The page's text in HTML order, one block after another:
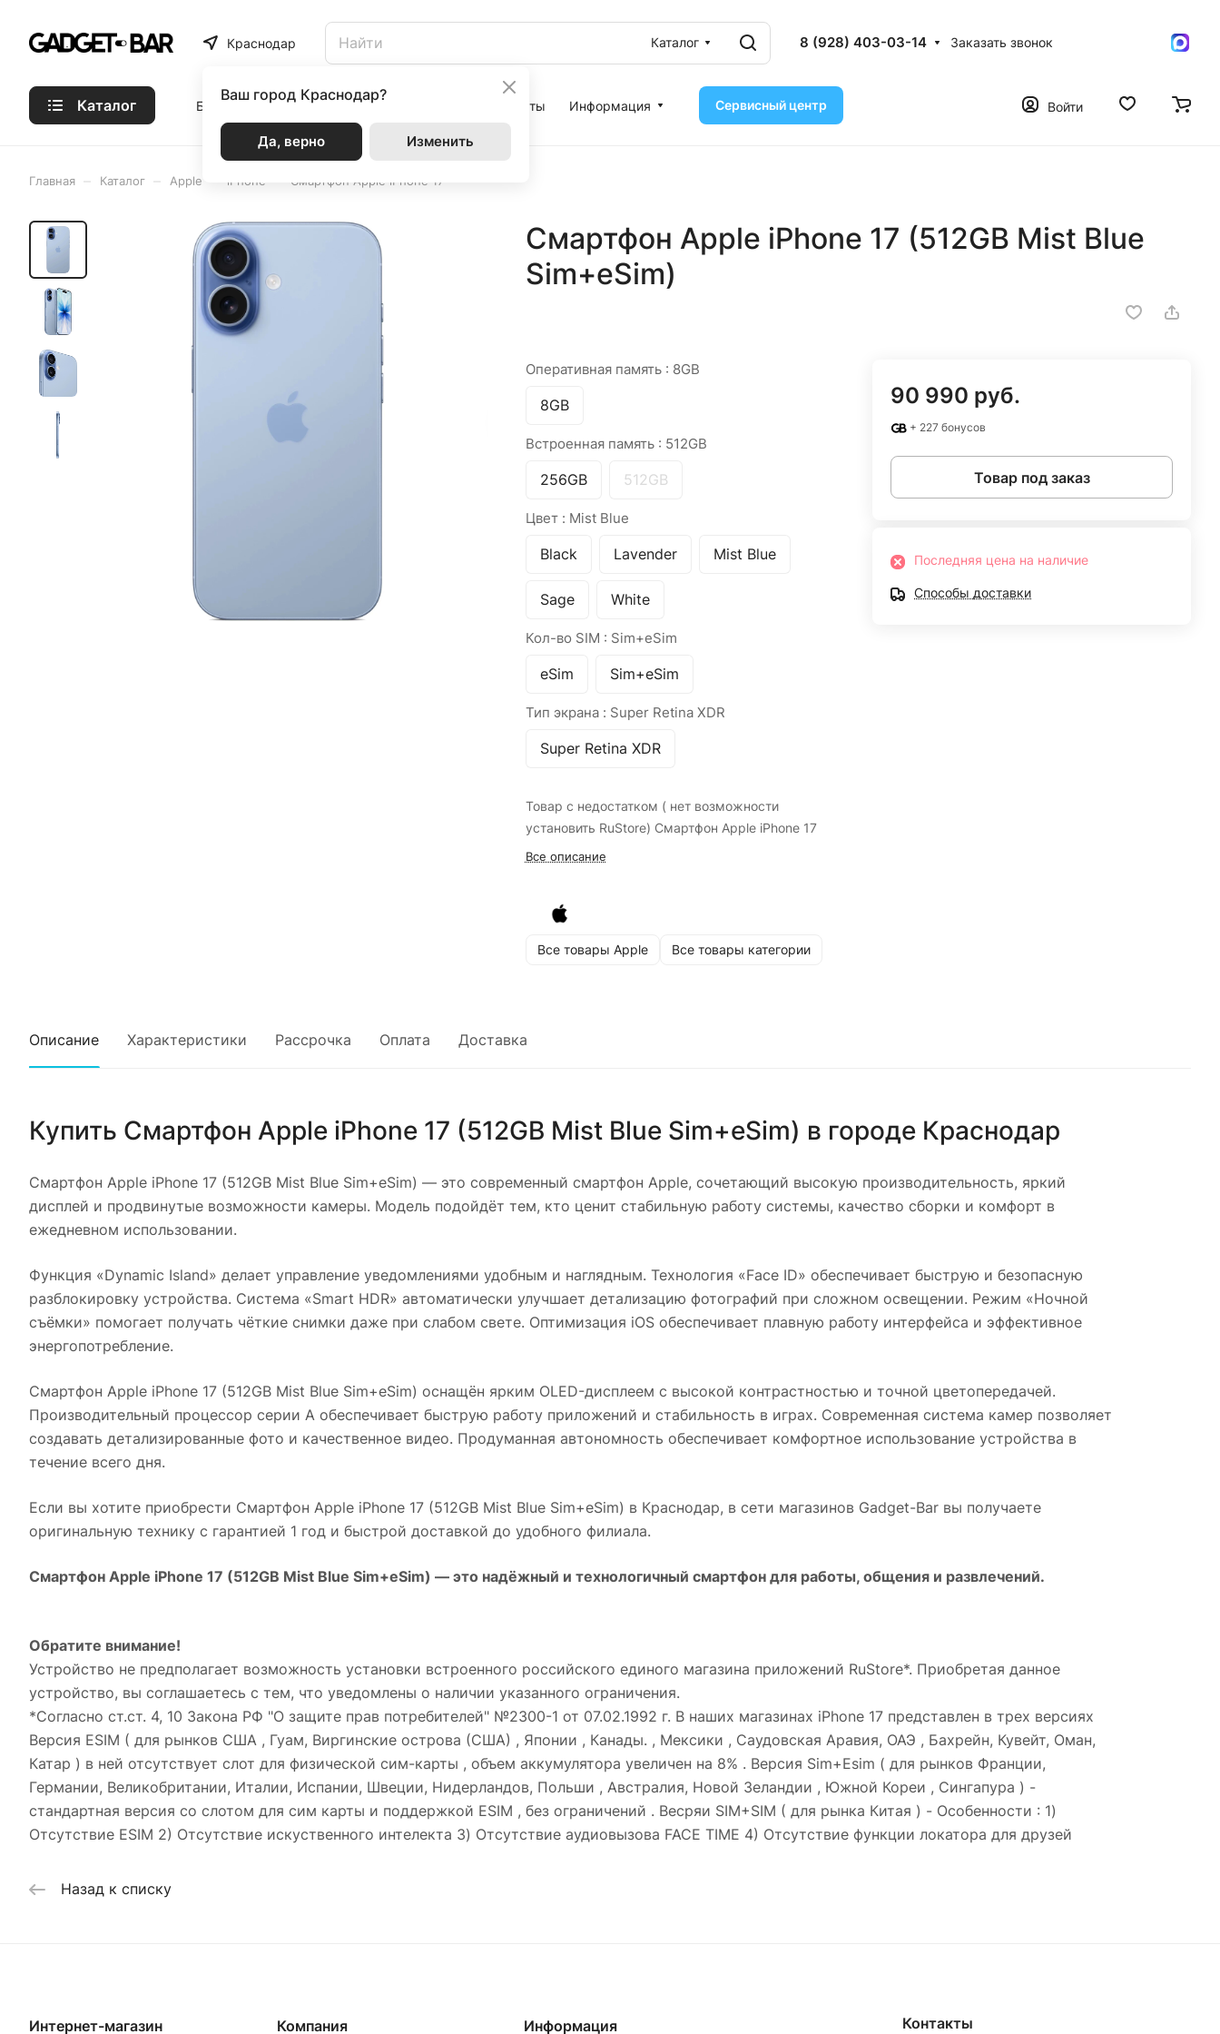
Краснодар
Ваш город Краснодар?
Да, верно Изменить
Каталог 8 (928) 403-03-14 Заказать звонок
Каталог Бренды Статьи Акции Контакты Информация Сервисный центр Войти
Главная Каталог Apple iPhone Смартфон Apple iPhone 17
Смартфон Apple iPhone 17 (512GB Mist Blue
Sim+eSim)
Оперативная память : 8GB
8GB
Встроенная память : 512GB
256GB 512GB
Цвет : Mist Blue
Black Lavender Mist Blue
Sage White
Кол-во SIM : Sim+eSim
eSim Sim+eSim
Тип экрана : Super Retina XDR
Super Retina XDR
Товар с недостатком ( нет возможности
установить RuStore) Смартфон Apple iPhone 17
Все описание
Все товары Apple Все товары категории
90 990 руб.
+ 227 бонусов
Товар под заказ
Последняя цена на наличие
Способы доставки
Описание Характеристики Рассрочка Оплата Доставка
Купить Смартфон Apple iPhone 17 (512GB Mist Blue Sim+eSim) в городе Краснодар
Смартфон Apple iPhone 17 (512GB Mist Blue Sim+eSim) — это современный смартфон Apple, сочетающий высокую производительность, яркий
дисплей и продвинутые возможности камеры. Модель подойдёт тем, кто ценит стабильную работу системы, качество сборки и комфорт в
ежедневном использовании.
Функция «Dynamic Island» делает управление уведомлениями удобным и наглядным. Технология «Face ID» обеспечивает быструю и безопасную
разблокировку устройства. Система «Smart HDR» автоматически улучшает детализацию фотографий при сложном освещении. Режим «Ночной
съёмки» помогает получать чёткие снимки даже при слабом свете. Оптимизация iOS обеспечивает плавную работу интерфейса и эффективное
энергопотребление.
Смартфон Apple iPhone 17 (512GB Mist Blue Sim+eSim) оснащён ярким OLED-дисплеем с высокой контрастностью и точной цветопередачей.
Производительный процессор серии A обеспечивает быструю работу приложений и стабильность в играх. Современная система камер позволяет
создавать детализированные фото и качественное видео. Продуманная автономность обеспечивает комфортное использование устройства в
течение всего дня.
Если вы хотите приобрести Смартфон Apple iPhone 17 (512GB Mist Blue Sim+eSim) в Краснодар, в сети магазинов Gadget-Bar вы получаете
оригинальную технику с гарантией 1 год и быстрой доставкой до удобного филиала.
Смартфон Apple iPhone 17 (512GB Mist Blue Sim+eSim) — это надёжный и технологичный смартфон для работы, общения и развлечений.
Обратите внимание!
Устройство не предполагает возможность установки встроенного российского единого магазина приложений RuStore*. Приобретая данное
устройство, вы соглашаетесь с тем, что уведомлены о наличии указанного ограничения.
*Согласно ст.ст. 4, 10 Закона РФ "О защите прав потребителей" №2300-1 от 07.02.1992 г. В наших магазинах iPhone 17 представлен в трех версиях
Версия ESIM ( для рынков США , Гуам, Виргинские острова (США) , Японии , Канады. , Мексики , Саудовская Аравия, ОАЭ , Бахрейн, Кувейт, Оман,
Катар ) в ней отсутствует слот для физической сим-карты , объем аккумулятора увеличен на 8% . Версия Sim+Esim ( для рынков Франции,
Германии, Великобритании, Италии, Испании, Швеции, Нидерландов, Польши , Австралия, Новой Зеландии , Южной Кореи , Сингапура ) -
стандартная версия со слотом для сим карты и поддержкой ESIM , без ограничений . Весряи SIM+SIM ( для рынка Китая ) - Особенности : 1)
Отсутствие ESIM 2) Отсутствие искуственного интелекта 3) Отсутствие аудиовызова FACE TIME 4) Отсутствие функции локатора для друзей
Назад к списку
Интернет-магазин Компания Информация Контакты